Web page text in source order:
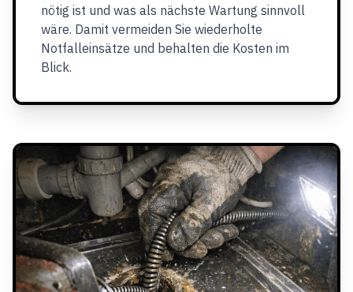
nötig ist und was als nächste Wartung sinnvoll
wäre. Damit vermeiden Sie wiederholte
Notfalleinsätze und behalten die Kosten im
Blick.